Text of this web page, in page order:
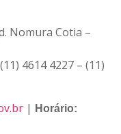
Nomura Cotia –
4614 4227 – (11)
| Horário: